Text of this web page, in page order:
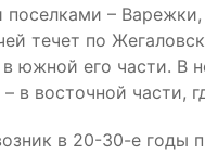
–
течет по
южной его части. В
восточной части,
в 20-30-е годы